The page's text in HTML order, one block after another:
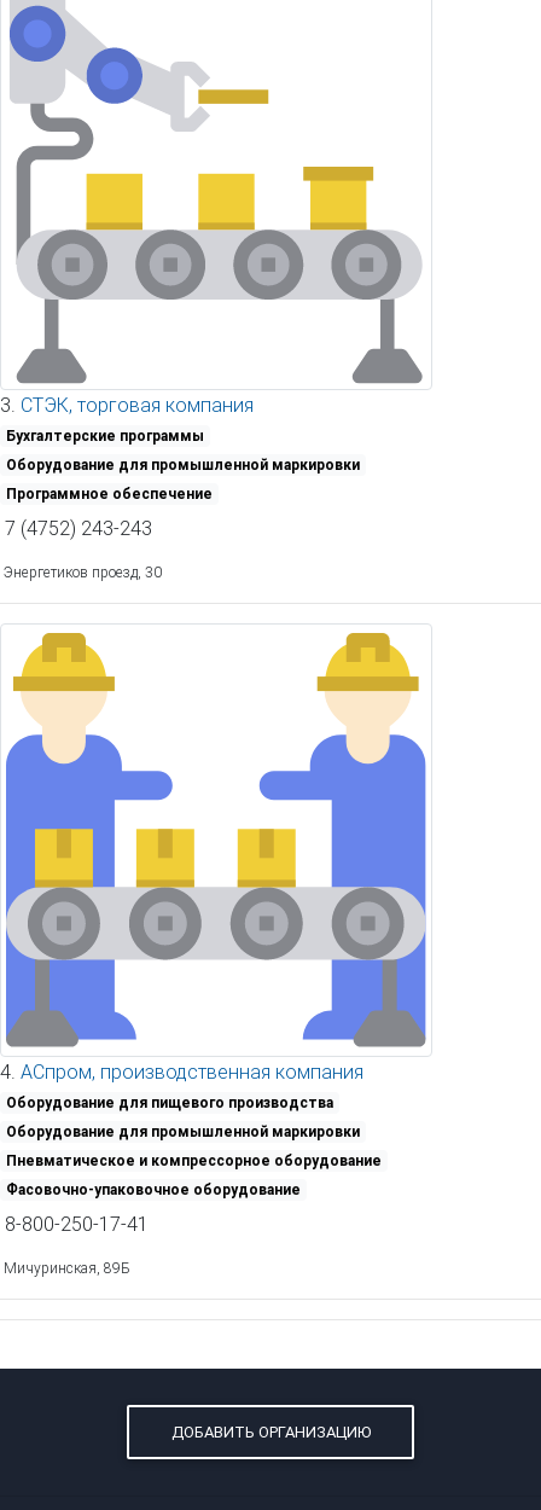
3. СТЭК, торговая компания
Бухгалтерские программы
Оборудование для промышленной маркировки
Программное обеспечение
7 (4752) 243-243
Энергетиков проезд, 30
4. АСпром, производственная компания
Оборудование для пищевого производства
Оборудование для промышленной маркировки
Пневматическое и компрессорное оборудование
Фасовочно-упаковочное оборудование
8-800-250-17-41
Мичуринская, 89Б
ДОБАВИТЬ ОРГАНИЗАЦИЮ